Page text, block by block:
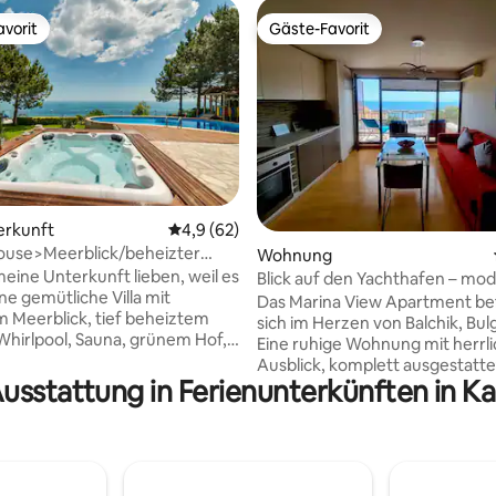
5 von 5, 12 Bewertungen
Durchschnittliche Bewertung: 4,9 von 5,
4,9 (62)
beheizter
Whirlpool
Unterkunft lieben, weil es
gemütliche Villa mit
Meerblick, tief beheiztem
Sauna, grünem Hof,
mit Möbeln ist!Es gibt
im italienischen Stil
Gäste-Favorit
Gäste-Favorit
Wohnung
Blick auf den Yachthafen –
perfekte Lage & voll
Das Marina View Apartment
sich im Herzen von Balchik,
Eine ruhige Wohnung mit
Ausblick, komplett
Geräten, garantiert dir einen
angenehmen und
Bars, Eisdielen, eine frische
in Ferienunterkünften in